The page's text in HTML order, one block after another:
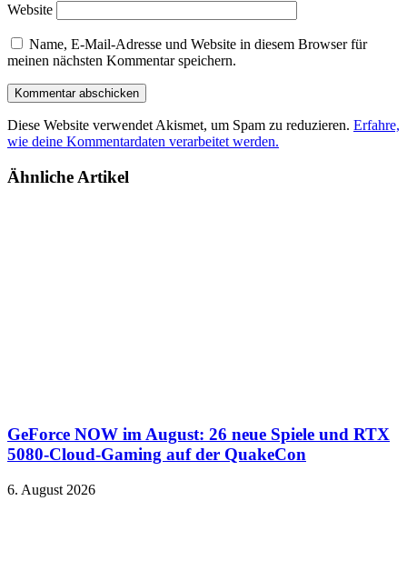
Website
Name, E-Mail-Adresse und Website in diesem Browser für
meinen nächsten Kommentar speichern.
Diese Website verwendet Akismet, um Spam zu reduzieren. Erfahre,
wie deine Kommentardaten verarbeitet werden.
Ähnliche Artikel
GeForce NOW im August: 26 neue Spiele und RTX
5080-Cloud-Gaming auf der QuakeCon
6. August 2026